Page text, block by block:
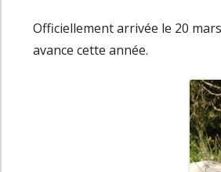
Officiellement arrivée le 20
avance cette année.